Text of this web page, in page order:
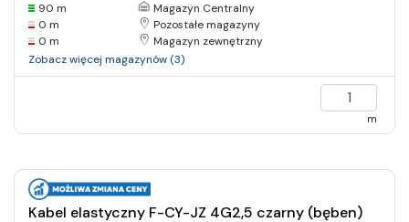
90 m
Magazyn Centralny
0 m
Pozostałe magazyny
0 m
Magazyn zewnętrzny
Zobacz więcej magazynów (3)
m
Kabel elastyczny F-CY-JZ 4G2,5 czarny (bęben)